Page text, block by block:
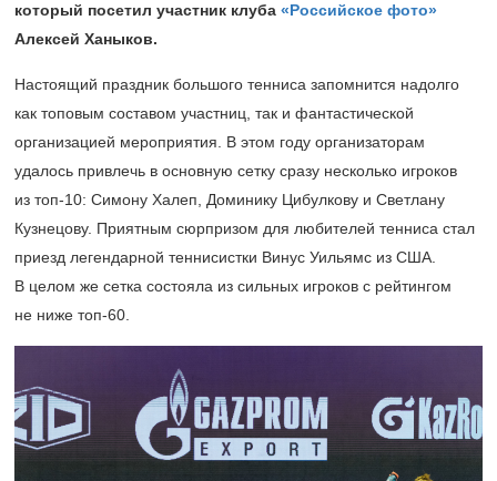
который посетил участник клуба «Российское фото»
Алексей Ханыков.
Настоящий праздник большого тенниса запомнится надолго
как топовым составом участниц, так и фантастической
организацией мероприятия. В этом году организаторам
удалось привлечь в основную сетку сразу несколько игроков
из топ-10: Симону Халеп, Доминику Цибулкову и Светлану
Кузнецову. Приятным сюрпризом для любителей тенниса стал
приезд легендарной теннисистки Винус Уильямс из США.
В целом же сетка состояла из сильных игроков с рейтингом
не ниже топ-60.